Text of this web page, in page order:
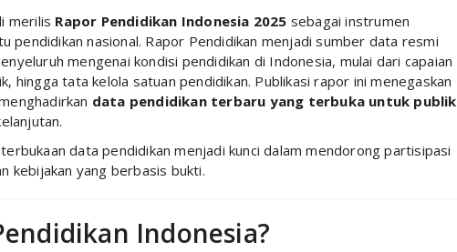
merilis Rapor Pendidikan Indonesia 2025 sebagai instrumen
pendidikan nasional. Rapor Pendidikan menjadi sumber data resmi
mengenai kondisi pendidikan di Indonesia, mulai dari capaian
hingga tata kelola satuan pendidikan. Publikasi rapor ini menegaskan
data pendidikan terbaru yang terbuka untuk publik
data pendidikan menjadi kunci dalam mendorong partisipasi
kebijakan yang berbasis bukti.
Indonesia?